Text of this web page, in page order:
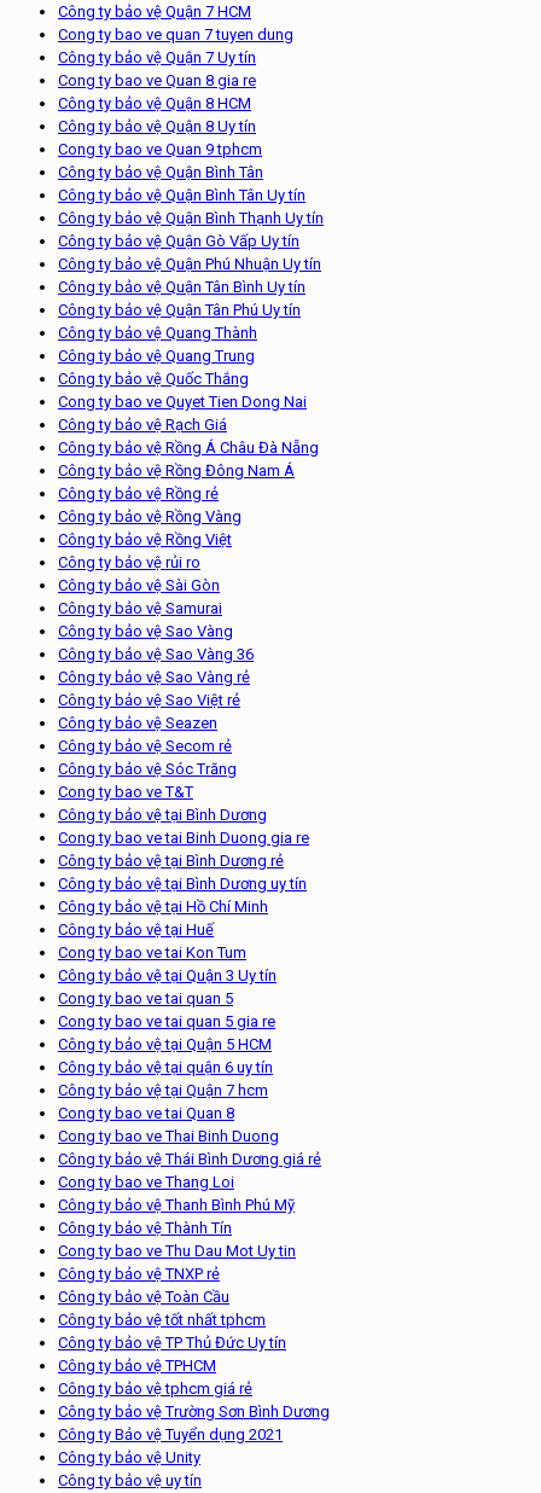
Công ty bảo vệ Quận 7 HCM
Cong ty bao ve quan 7 tuyen dung
Công ty bảo vệ Quận 7 Uy tín
Cong ty bao ve Quan 8 gia re
Công ty bảo vệ Quận 8 HCM
Công ty bảo vệ Quận 8 Uy tín
Cong ty bao ve Quan 9 tphcm
Công ty bảo vệ Quận Bình Tân
Công ty bảo vệ Quận Bình Tân Uy tín
Công ty bảo vệ Quận Bình Thạnh Uy tín
Công ty bảo vệ Quận Gò Vấp Uy tín
Công ty bảo vệ Quận Phú Nhuận Uy tín
Công ty bảo vệ Quận Tân Bình Uy tín
Công ty bảo vệ Quận Tân Phú Uy tín
Công ty bảo vệ Quang Thành
Công ty bảo vệ Quang Trung
Công ty bảo vệ Quốc Thắng
Cong ty bao ve Quyet Tien Dong Nai
Công ty bảo vệ Rạch Giá
Công ty bảo vệ Rồng Á Châu Đà Nẵng
Công ty bảo vệ Rồng Đông Nam Á
Công ty bảo vệ Rồng rẻ
Công ty bảo vệ Rồng Vàng
Công ty bảo vệ Rồng Việt
Công ty bảo vệ rủi ro
Công ty bảo vệ Sài Gòn
Công ty bảo vệ Samurai
Công ty bảo vệ Sao Vàng
Công ty bảo vệ Sao Vàng 36
Công ty bảo vệ Sao Vàng rẻ
Công ty bảo vệ Sao Việt rẻ
Công ty bảo vệ Seazen
Công ty bảo vệ Secom rẻ
Công ty bảo vệ Sóc Trăng
Cong ty bao ve T&T
Công ty bảo vệ tại Bình Dương
Cong ty bao ve tai Binh Duong gia re
Công ty bảo vệ tại Bình Dương rẻ
Công ty bảo vệ tại Bình Dương uy tín
Công ty bảo vệ tại Hồ Chí Minh
Công ty bảo vệ tại Huế
Cong ty bao ve tai Kon Tum
Công ty bảo vệ tại Quận 3 Uy tín
Cong ty bao ve tai quan 5
Cong ty bao ve tai quan 5 gia re
Công ty bảo vệ tại Quận 5 HCM
Công ty bảo vệ tại quận 6 uy tín
Công ty bảo vệ tại Quận 7 hcm
Cong ty bao ve tai Quan 8
Cong ty bao ve Thai Binh Duong
Công ty bảo vệ Thái Bình Dương giá rẻ
Cong ty bao ve Thang Loi
Công ty bảo vệ Thanh Bình Phú Mỹ
Công ty bảo vệ Thành Tín
Cong ty bao ve Thu Dau Mot Uy tin
Công ty bảo vệ TNXP rẻ
Công ty bảo vệ Toàn Cầu
Công ty bảo vệ tốt nhất tphcm
Công ty bảo vệ TP Thủ Đức Uy tín
Công ty bảo vệ TPHCM
Công ty bảo vệ tphcm giá rẻ
Công ty bảo vệ Trường Sơn Bình Dương
Công ty Bảo vệ Tuyển dụng 2021
Công ty bảo vệ Unity
Công ty bảo vệ uy tín